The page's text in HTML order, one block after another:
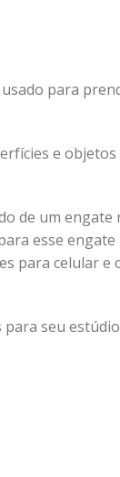
para
e
de um engate
esse
para celular e
para seu